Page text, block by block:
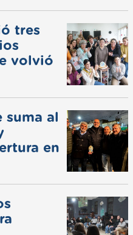
tres
volvió
suma al
en